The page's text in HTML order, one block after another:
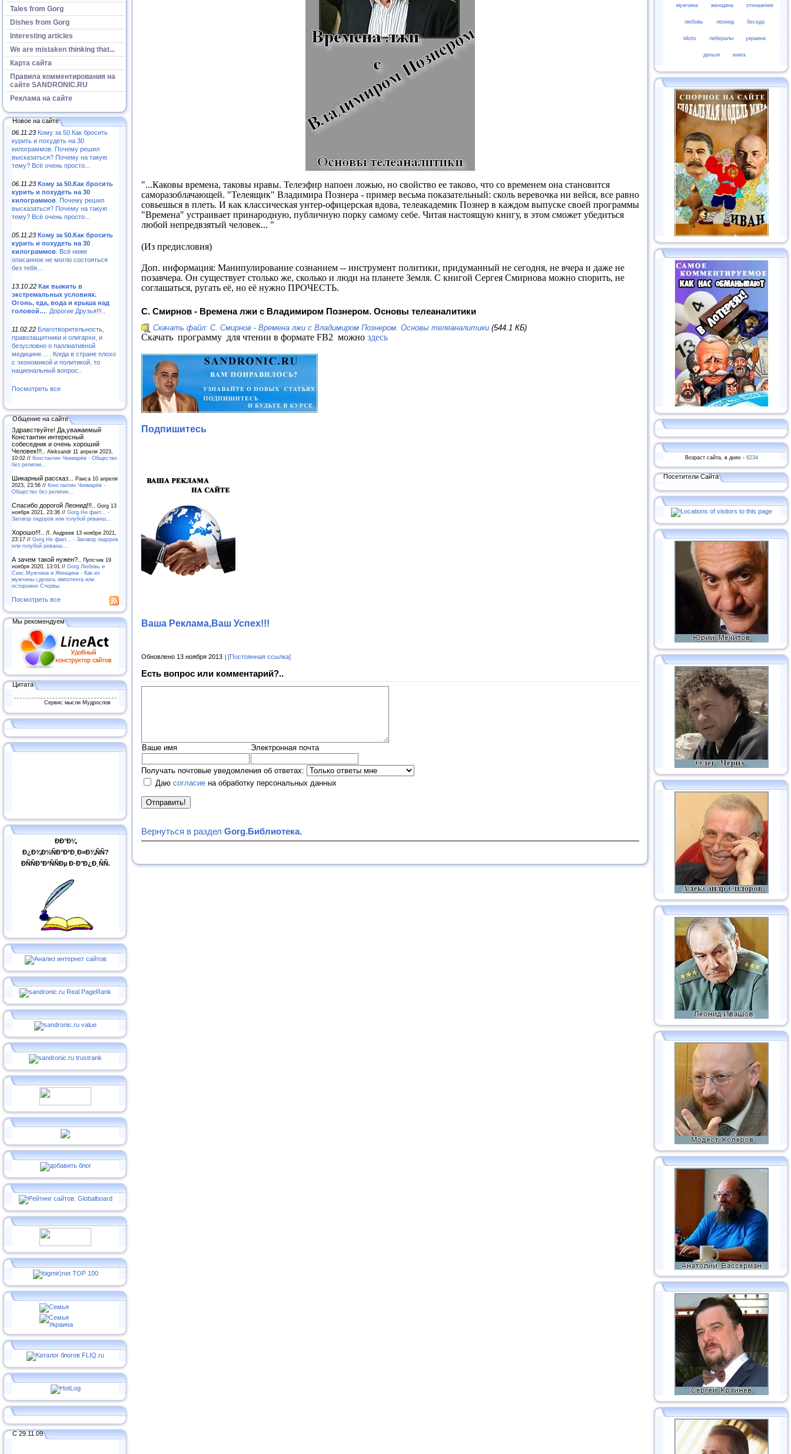
Tales from Gorg
Dishes from Gorg
Interesting articles
We are mistaken thinking that...
Карта сайта
Правила комментирования на
сайте SANDRONIC.RU
Реклама на сайте
Новое на сайте
06.11.23 Кому за 50.Как бросить
курить и похудеть на 30
килограммов. Почему решил
высказаться? Почему на такую
тему? Всё очень просто...
06.11.23 Кому за 50.Как бросить
курить и похудеть на 30
килограммов . Почему решил
высказаться? Почему на такую
тему? Всё очень просто...
05.11.23 Кому за 50.Как бросить
курить и похудеть на 30
килограммов . Всё ниже
описанное не могло состояться
без тебя...
13.10.22 Как выжить в
экстремальных условиях.
Огонь, еда, вода и крыша над
головой… . Дорогие Друзья!!!..
11.02.22 Благотворительность,
правозащитники и олигархи, и
безусловно о паллиативной
медицине… . Когда в стране плохо
с экономикой и политикой, то
национальный вопрос..
Посмотреть все
Общение на сайте
Здравствуйте! Да,уважаемый
Константин интересный
собеседник и очень хороший
Человек!!!.. Aleksandr 11 апреля 2023,
10:02 // Константин Чекмарёв - Общество
без религии...
Шикарный рассказ... Раиса 10 апреля
2023, 23:56 // Константин Чекмарёв -
Общество без религии...
Спасибо дорогой Леонид!!!.. Gorg 13
ноября 2021, 23:36 // Gorg.Не факт... -
Заговор пидоров или голубой реванш…
Хорошо!!!..
Л. Андреев 13 ноября 2021,
23:17 // Gorg.Не факт... - Заговор пидоров
или голубой реванш…
А зачем такой нужен?.. Пупсчик 19
ноября 2020, 13:01 // Gorg.Любовь и
Секс.Мужчина и Женщина - Как из
мужчины сделать импотента или
осторожно Стервы.
Посмотреть все
Мы рекомендуем
Цитата
Сервис мысли Мудрослов
ÐÐ°Ð¼
Ð¿Ð¾Ð½ÑÐ°Ð²Ð¸Ð»Ð¾ÑÑ?
ÐÑÑÐ°Ð²ÑÑÐµ Ð·Ð°Ð¿Ð¸ÑÑ.
С 29.11.09
"...Каковы времена, таковы нравы. Телеэфир напоен ложью, но свойство ее таково, что со временем она становится
саморазоблачающей. "Телеящик" Владимира Познера - пример весьма показательный: сколь веревочка ни вейся, все равно
совьешься в плеть. И как классическая унтер-офицерская вдова, телеакадемик Познер в каждом выпуске своей программы
"Времена" устраивает принародную, публичную порку самому себе. Читая настоящую книгу, в этом сможет убедиться
любой непредвзятый человек... "
(Из предисловия)
Доп. информация: Манипулирование сознанием -- инструмент политики, придуманный не сегодня, не вчера и даже не
позавчера. Он существует столько же, сколько и люди на планете Земля. С книгой Сергея Смирнова можно спорить, не
соглашаться, ругать её, но её нужно ПРОЧЕСТЬ.
С. Смирнов - Времена лжи с Владимиром Познером. Основы телеаналитики
Скачать файл: С. Смирнов - Времена лжи с Владимиром Познером. Основы телеаналитики (544.1 КБ)
Скачать программу для чтении в формате FB2 можно здесь
Подпишитесь
Ваша Реклама,Ваш Успех!!!
Обновлено 13 ноября 2013 [Постоянная ссылка]
Есть вопрос или комментарий?..
Ваше имя Электронная почта
Получать почтовые уведомления об ответах:
Даю согласие на обработку персональных данных
Вернуться в раздел Gorg.Библиотека.
мужчина женщина отношения
любовь леонид беседа
idiots либералы украина
деньги книга
Возраст сайта, в днях - 6234
Посетители Сайта